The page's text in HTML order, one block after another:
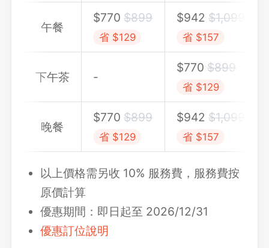
午餐
$770$899
省 $129
$942$1,099
省 $157
下午茶 -
$770$899
省 $129
晚餐
$770$899
省 $129
$942$1,099
省 $157
以上價格需另收 10% 服務費，服務費按
原價計算
優惠期間：即日起至 2026/12/31
優惠訂位說明